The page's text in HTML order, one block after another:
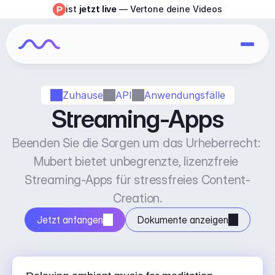
Zuhause API Anwendungsfälle
Streaming-Apps
Beenden Sie die Sorgen um das Urheberrecht:
Mubert bietet unbegrenzte, lizenzfreie
Streaming-Apps für stressfreies Content-
Creation.
Jetzt anfangen Dokumente anzeigen
ist jetzt live — Vertone deine Videos